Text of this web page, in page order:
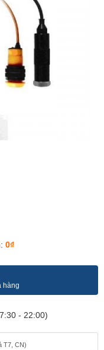
0₫
hàng
- 22:00)
T7, CN)